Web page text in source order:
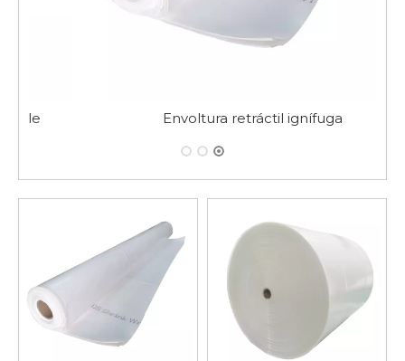
Envoltura retráctil ignífuga